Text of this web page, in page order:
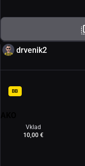
drvenik2
BB
Vklad
10,00 €